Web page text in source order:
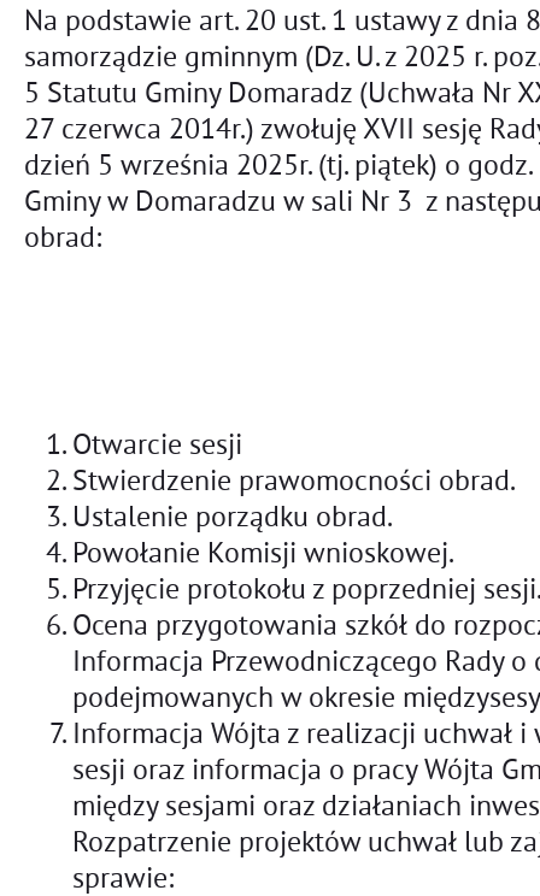
Na podstawie art. 20 ust. 1 ustawy z dnia
samorządzie gminnym (Dz. U. z 2025 r.
5 Statutu Gminy Domaradz (Uchwała Nr
27 czerwca 2014r.) zwołuję XVII sesję
dzień 5 września 2025r. (tj. piątek) o
Gminy w Domaradzu w sali Nr 3 z
obrad:
Otwarcie sesji
Stwierdzenie prawomocności obrad.
Ustalenie porządku obrad.
Powołanie Komisji wnioskowej.
Przyjęcie protokołu z poprzedniej
Ocena przygotowania szkół do
Informacja Przewodniczącego Rady o
podejmowanych w okresie
Informacja Wójta z realizacji uchwał
sesji oraz informacja o pracy Wójta
między sesjami oraz działaniach
Rozpatrzenie projektów uchwał lub
sprawie: